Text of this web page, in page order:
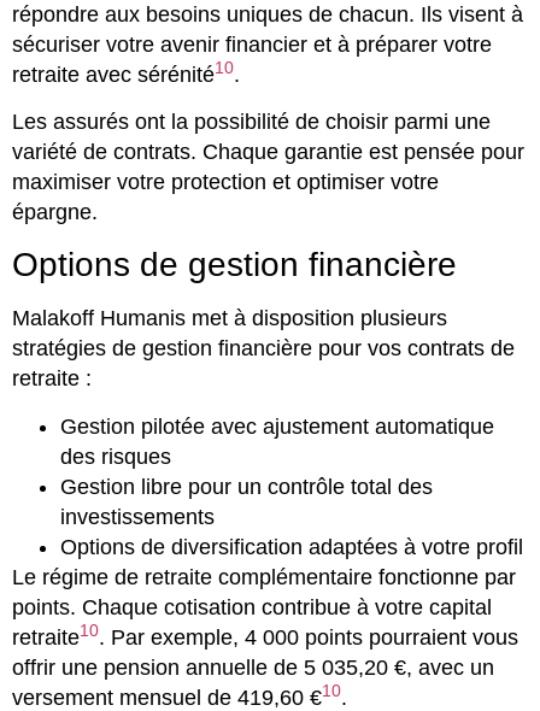
répondre aux besoins uniques de chacun. Ils visent à
sécuriser votre avenir financier et à préparer votre
retraite avec sérénité10.
Les assurés ont la possibilité de choisir parmi une
variété de contrats. Chaque garantie est pensée pour
maximiser votre protection et optimiser votre
épargne.
Options de gestion financière
Malakoff Humanis met à disposition plusieurs
stratégies de gestion financière pour vos contrats de
retraite :
Gestion pilotée avec ajustement automatique
des risques
Gestion libre pour un contrôle total des
investissements
Options de diversification adaptées à votre profil
Le régime de retraite complémentaire fonctionne par
points. Chaque cotisation contribue à votre capital
retraite10. Par exemple, 4 000 points pourraient vous
offrir une pension annuelle de 5 035,20 €, avec un
versement mensuel de 419,60 €10.